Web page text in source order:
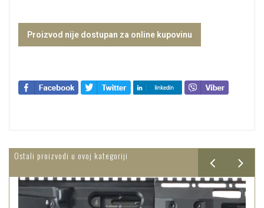
Proizvod nije dostupan za online kupovinu
Ostali proizvodi u ovoj kategoriji